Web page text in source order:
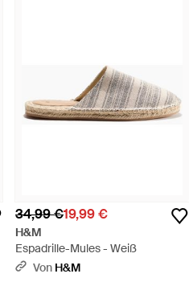
34,99 €19,99 €
H&M
Espadrille-Mules - Weiß
Von H&M